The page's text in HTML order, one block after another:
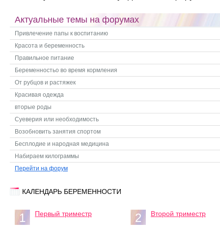
Актуальные темы на форумах
Привлечение папы к воспитанию
Красота и беременность
Правильное питание
Беременностьо во время кормления
От рубцов и растяжек
Красивая одежда
вторые роды
Суеверия или необходимость
Возобновить занятия спортом
Бесплодие и народная медицина
Набираем килограммы
Перейти на форум
КАЛЕНДАРЬ БЕРЕМЕННОСТИ
1 Первый триместр 2 Второй триместр